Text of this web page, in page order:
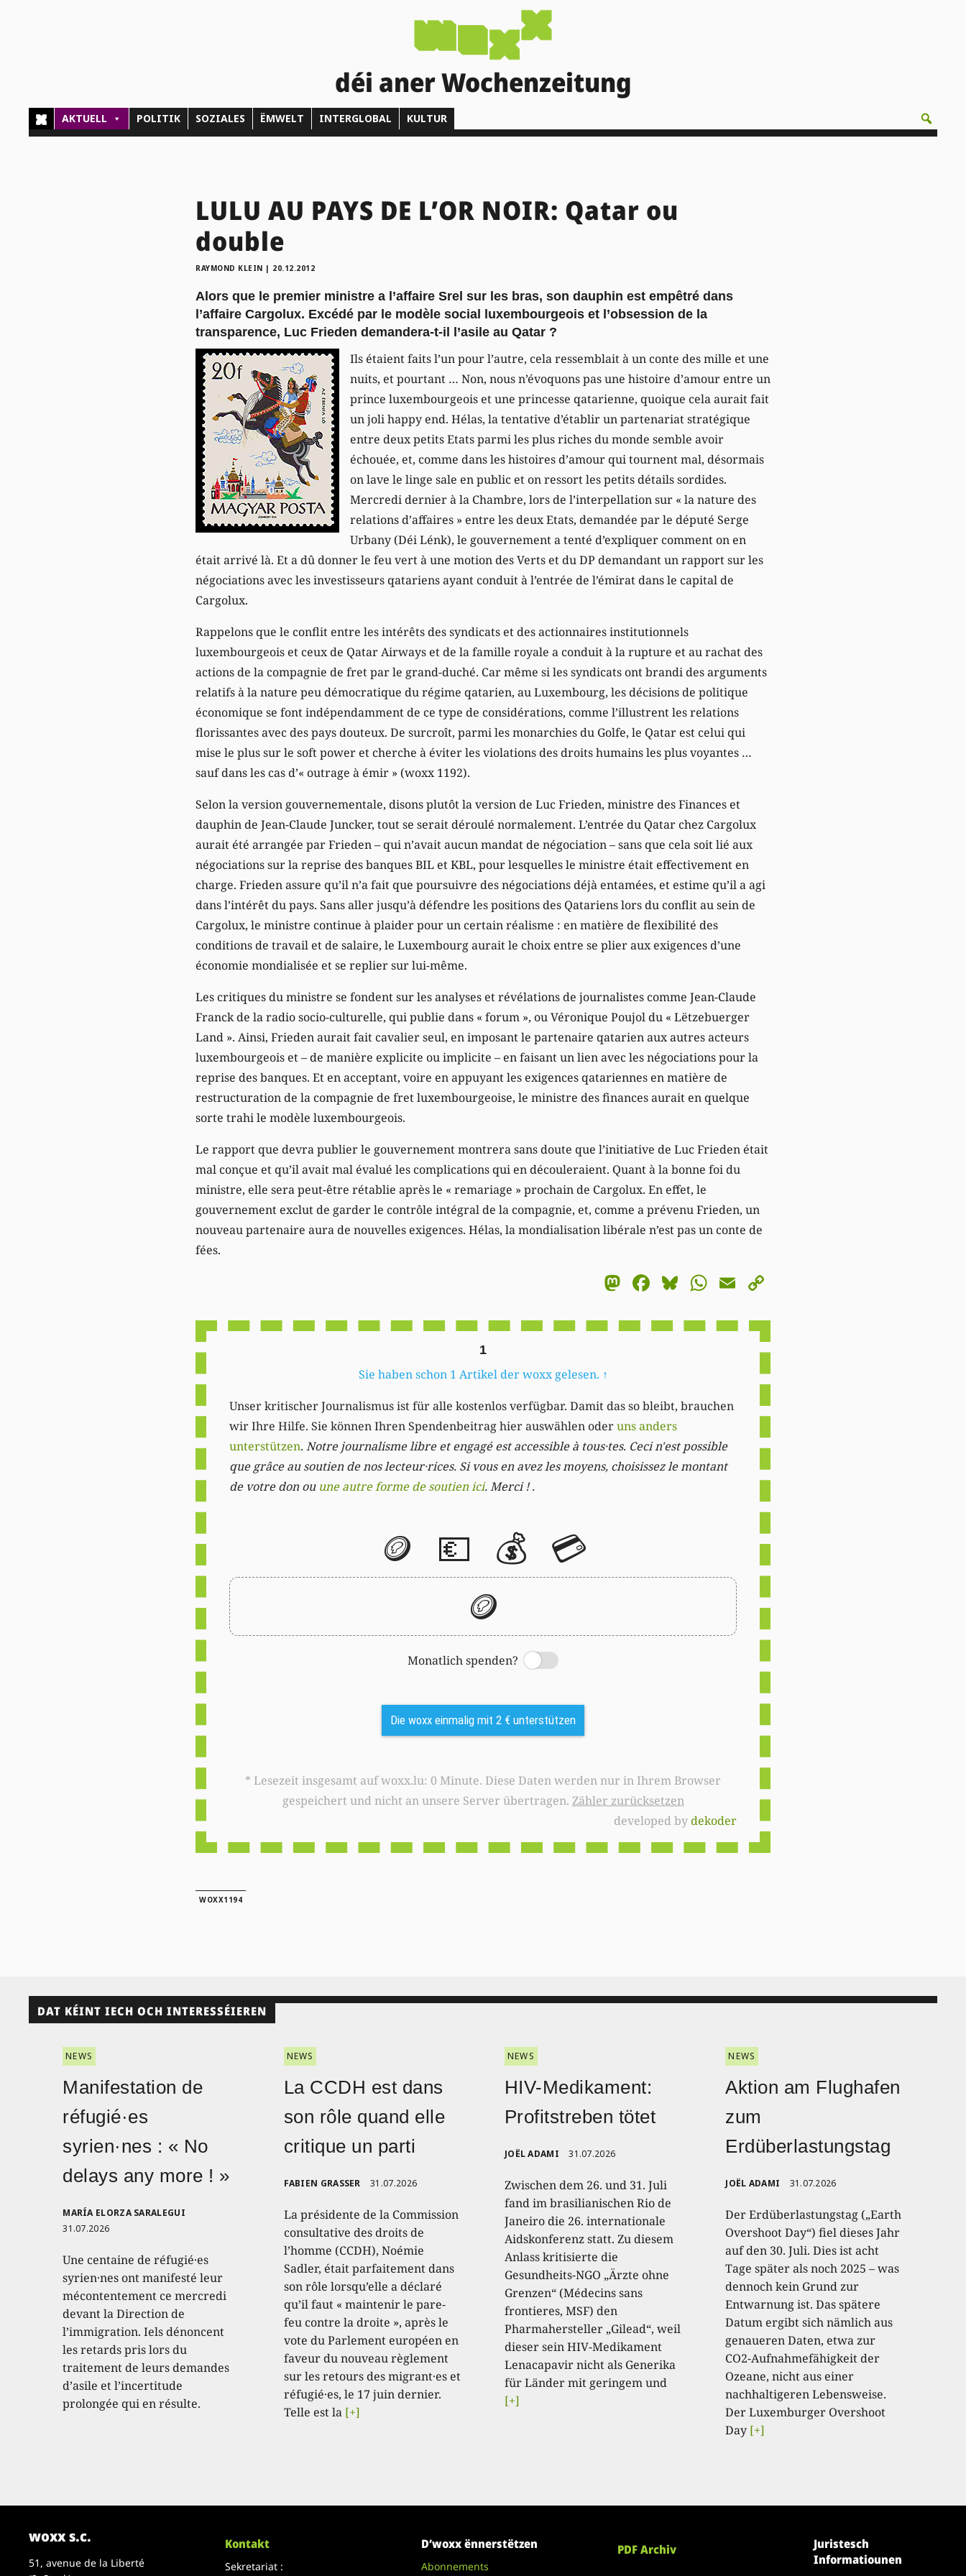
déi aner Wochenzeitung
AKTUELL POLITIK SOZIALES ËMWELT INTERGLOBAL KULTUR
LULU AU PAYS DE L’OR NOIR: Qatar ou
double
RAYMOND KLEIN | 20.12.2012
Alors que le premier ministre a l’affaire Srel sur les bras, son dauphin est empêtré dans
l’affaire Cargolux. Excédé par le modèle social luxembourgeois et l’obsession de la
transparence, Luc Frieden demandera-t-il l’asile au Qatar ?
Ils étaient faits l’un pour l’autre, cela ressemblait à un conte des mille et une
nuits, et pourtant … Non, nous n’évoquons pas une histoire d’amour entre un
prince luxembourgeois et une princesse qatarienne, quoique cela aurait fait
un joli happy end. Hélas, la tentative d’établir un partenariat stratégique
entre deux petits Etats parmi les plus riches du monde semble avoir
échouée, et, comme dans les histoires d’amour qui tournent mal, désormais
on lave le linge sale en public et on ressort les petits détails sordides.
Mercredi dernier à la Chambre, lors de l’interpellation sur « la nature des
relations d’affaires » entre les deux Etats, demandée par le député Serge
Urbany (Déi Lénk), le gouvernement a tenté d’expliquer comment on en
était arrivé là. Et a dû donner le feu vert à une motion des Verts et du DP demandant un rapport sur les
négociations avec les investisseurs qatariens ayant conduit à l’entrée de l’émirat dans le capital de
Cargolux.
Rappelons que le conflit entre les intérêts des syndicats et des actionnaires institutionnels
luxembourgeois et ceux de Qatar Airways et de la famille royale a conduit à la rupture et au rachat des
actions de la compagnie de fret par le grand-duché. Car même si les syndicats ont brandi des arguments
relatifs à la nature peu démocratique du régime qatarien, au Luxembourg, les décisions de politique
économique se font indépendamment de ce type de considérations, comme l’illustrent les relations
florissantes avec des pays douteux. De surcroît, parmi les monarchies du Golfe, le Qatar est celui qui
mise le plus sur le soft power et cherche à éviter les violations des droits humains les plus voyantes …
sauf dans les cas d’« outrage à émir » (woxx 1192).
Selon la version gouvernementale, disons plutôt la version de Luc Frieden, ministre des Finances et
dauphin de Jean-Claude Juncker, tout se serait déroulé normalement. L’entrée du Qatar chez Cargolux
aurait été arrangée par Frieden – qui n’avait aucun mandat de négociation – sans que cela soit lié aux
négociations sur la reprise des banques BIL et KBL, pour lesquelles le ministre était effectivement en
charge. Frieden assure qu’il n’a fait que poursuivre des négociations déjà entamées, et estime qu’il a agi
dans l’intérêt du pays. Sans aller jusqu’à défendre les positions des Qatariens lors du conflit au sein de
Cargolux, le ministre continue à plaider pour un certain réalisme : en matière de flexibilité des
conditions de travail et de salaire, le Luxembourg aurait le choix entre se plier aux exigences d’une
économie mondialisée et se replier sur lui-même.
Les critiques du ministre se fondent sur les analyses et révélations de journalistes comme Jean-Claude
Franck de la radio socio-culturelle, qui publie dans « forum », ou Véronique Poujol du « Lëtzebuerger
Land ». Ainsi, Frieden aurait fait cavalier seul, en imposant le partenaire qatarien aux autres acteurs
luxembourgeois et – de manière explicite ou implicite – en faisant un lien avec les négociations pour la
reprise des banques. Et en acceptant, voire en appuyant les exigences qatariennes en matière de
restructuration de la compagnie de fret luxembourgeoise, le ministre des finances aurait en quelque
sorte trahi le modèle luxembourgeois.
Le rapport que devra publier le gouvernement montrera sans doute que l’initiative de Luc Frieden était
mal conçue et qu’il avait mal évalué les complications qui en découleraient. Quant à la bonne foi du
ministre, elle sera peut-être rétablie après le « remariage » prochain de Cargolux. En effet, le
gouvernement exclut de garder le contrôle intégral de la compagnie, et, comme a prévenu Frieden, un
nouveau partenaire aura de nouvelles exigences. Hélas, la mondialisation libérale n’est pas un conte de
fées.
Mastodon
Facebook
Bluesky
WhatsApp
Email
1
Sie haben schon 1 Artikel der woxx gelesen. ↑
Unser kritischer Journalismus ist für alle kostenlos verfügbar. Damit das so bleibt, brauchen
wir Ihre Hilfe. Sie können Ihren Spendenbeitrag hier auswählen oderuns anders
unterstützen. Notre journalisme libre et engagé est accessible à tous·tes. Ceci n'est possible
que grâce au soutien de nos lecteur·rices. Si vous en avez les moyens, choisissez le montant
de votre don ou une autre forme de soutien ici. Merci ! .
🪙 💶 💰 💳
🪙
Monatlich spenden?
Switch
Die woxx einmalig mit 2 € unterstützen
* Lesezeit insgesamt auf woxx.lu: 0 Minute. Diese Daten werden nur in Ihrem Browser
gespeichert und nicht an unsere Server übertragen. Zähler zurücksetzen
developed bydekoder
WOXX1194
DAT KÉINT IECH OCH INTERESSÉIEREN
NEWS
Manifestation de
réfugié·es
syrien·nes : « No
delays any more ! »
MARÍA ELORZA SARALEGUI
31.07.2026
Une centaine de réfugié·es
syrien·nes ont manifesté leur
mécontentement ce mercredi
devant la Direction de
l’immigration. Iels dénoncent
les retards pris lors du
traitement de leurs demandes
d’asile et l’incertitude
prolongée qui en résulte.
NEWS
La CCDH est dans
son rôle quand elle
critique un parti
FABIEN GRASSER 31.07.2026
La présidente de la Commission
consultative des droits de
l’homme (CCDH), Noémie
Sadler, était parfaitement dans
son rôle lorsqu’elle a déclaré
qu’il faut « maintenir le pare-
feu contre la droite », après le
vote du Parlement européen en
faveur du nouveau règlement
sur les retours des migrant·es et
réfugié·es, le 17 juin dernier.
Telle est la [+]
NEWS
HIV-Medikament:
Profitstreben tötet
JOËL ADAMI 31.07.2026
Zwischen dem 26. und 31. Juli
fand im brasilianischen Rio de
Janeiro die 26. internationale
Aidskonferenz statt. Zu diesem
Anlass kritisierte die
Gesundheits-NGO „Ärzte ohne
Grenzen“ (Médecins sans
frontieres, MSF) den
Pharmahersteller „Gilead“, weil
dieser sein HIV-Medikament
Lenacapavir nicht als Generika
für Länder mit geringem und
[+]
NEWS
Aktion am Flughafen
zum
Erdüberlastungstag
JOËL ADAMI 31.07.2026
Der Erdüberlastungstag („Earth
Overshoot Day“) fiel dieses Jahr
auf den 30. Juli. Dies ist acht
Tage später als noch 2025 – was
dennoch kein Grund zur
Entwarnung ist. Das spätere
Datum ergibt sich nämlich aus
genaueren Daten, etwa zur
CO2-Aufnahmefähigkeit der
Ozeane, nicht aus einer
nachhaltigeren Lebensweise.
Der Luxemburger Overshoot
Day [+]
woxx s.c.
51, avenue de la Liberté
Kontakt
Sekretariat :
D’woxx ënnerstëtzen
Abonnements
PDF Archiv
Juristesch
Informatiounen